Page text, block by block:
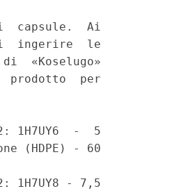
capsule.  Ai
ingerire  le
«Koselugo»
prodotto  per
1H7UY6  -  5
(HDPE) - 60
1H7UY8 - 7,5